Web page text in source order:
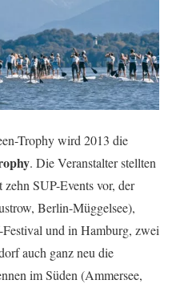
Trophy wird 2013 die
. Die Veranstalter stellten
SUP-Events vor, der
Berlin-Müggelsee),
und in Hamburg, zwei
auch ganz neu die
im Süden (Ammersee,